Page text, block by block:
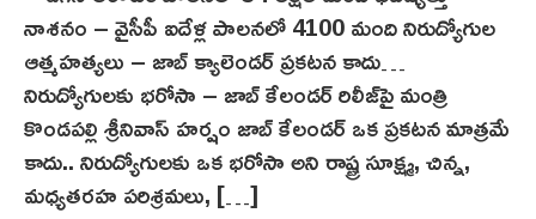
నాశ‌నం – వైసీపీ ఐదేళ్ల పాల‌నలో 4100 మంది నిరుద్యోగుల
ఆత్మ‌హ‌త్య‌లు – జాబ్ క్యాలెండ‌ర్ ప్ర‌క‌ట‌న కాదు…
నిరుద్యోగుల‌కు భరోసా – జాబ్ కేలండ‌ర్ రిలీజ్‌పై మంత్రి
కొండపల్లి శ్రీనివాస్ హ‌ర్షం జాబ్ కేలండ‌ర్ ఒక ప్ర‌క‌ట‌న మాత్ర‌మే
కాదు.. నిరుద్యోగుల‌కు ఒక భ‌రోసా అని రాష్ట్ర సూక్ష్మ, చిన్న,
మధ్యతరహ పరిశ్రమలు, […]